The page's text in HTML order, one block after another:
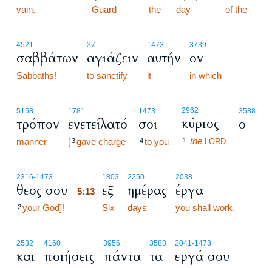
vain. Guard the day of the
4521
σαββάτων
Sabbaths!
37
αγιάζειν
to sanctify
1473
αυτήν
it
3739
ον
in which
5158
τρόπον
manner
1781
ενετείλατό
[3gave charge
1473
σοι
4to you
2962
κύριος
1 the LORD
3588
ο
2316-1473
θεος σου
2your God]!
1803
5:13 εξ
Six
2250
ημέρας
days
2038
έργα
you shall work,
2532
και
4160
ποιήσεις
3956
πάντα
3588
τα
2041-1473
εργά σου